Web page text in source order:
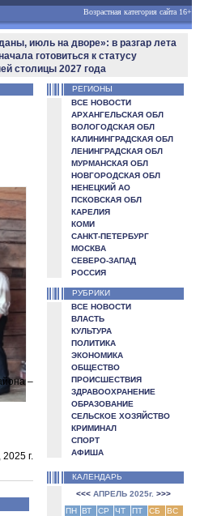
Возрастная категория сайта 16+
июль на дворе»: в разгар лета
готовиться к статусу
столицы 2027 года
–
г.
РЕГИОНЫ
ВСЕ НОВОСТИ
АРХАНГЕЛЬСКАЯ ОБЛ
ВОЛОГОДСКАЯ ОБЛ
КАЛИНИНГРАДСКАЯ ОБЛ
ЛЕНИНГРАДСКАЯ ОБЛ
МУРМАНСКАЯ ОБЛ
НОВГОРОДСКАЯ ОБЛ
НЕНЕЦКИЙ АО
ПСКОВСКАЯ ОБЛ
КАРЕЛИЯ
КОМИ
САНКТ-ПЕТЕРБУРГ
МОСКВА
СЕВЕРО-ЗАПАД
РОССИЯ
РУБРИКИ
ВСЕ НОВОСТИ
ВЛАСТЬ
КУЛЬТУРА
ПОЛИТИКА
ЭКОНОМИКА
ОБЩЕСТВО
ПРОИСШЕСТВИЯ
ЗДРАВООХРАНЕНИЕ
ОБРАЗОВАНИЕ
СЕЛЬСКОЕ ХОЗЯЙСТВО
КРИМИНАЛ
СПОРТ
АФИША
КАЛЕНДАРЬ
<<< АПРЕЛЬ 2025г. >>>
ПН
ВТ СР ЧТ ПТ СБ
ВС